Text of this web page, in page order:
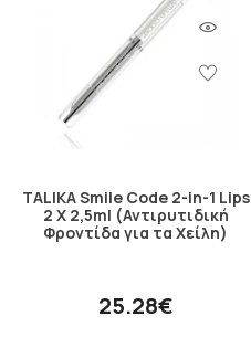
TALIKA Smile Code 2-in-1 Lips
2 X 2,5ml (Αντιρυτιδική
Φροντίδα για τα Χείλη)
25.28€